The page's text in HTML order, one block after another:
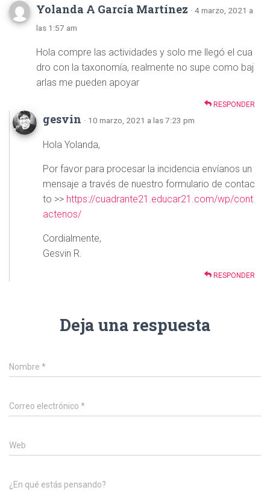
Yolanda A García Martínez · 4 marzo, 2021 a
las 1:57 am
Hola compre las actividades y solo me llegó el cua
dro con la taxonomía, realmente no supe como baj
arlas me pueden apoyar
RESPONDER
gesvin · 10 marzo, 2021 a las 7:23 pm
Hola Yolanda,
Por favor para procesar la incidencia envíanos un
mensaje a través de nuestro formulario de contac
to >> https://cuadrante21.educar21.com/wp/cont
actenos/
Cordialmente,
Gesvin R.
RESPONDER
Deja una respuesta
Nombre *
Correo electrónico *
Web
¿En qué estás pensando?